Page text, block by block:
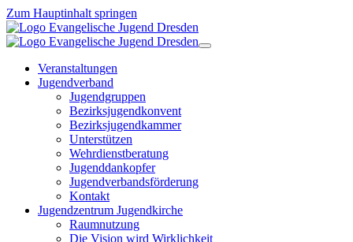
Zum Hauptinhalt springen
Veranstaltungen
Jugendverband
Jugendgruppen
Bezirksjugendkonvent
Bezirksjugendkammer
Unterstützen
Wehrdienstberatung
Jugenddankopfer
Jugendverbandsförderung
Kontakt
Jugendzentrum Jugendkirche
Raumnutzung
Die Vision wird Wirklichkeit